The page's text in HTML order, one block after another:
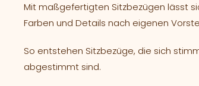
Mit maßgefertigten Sitzbezügen lässt
Farben und Details nach eigenen
So entstehen Sitzbezüge, die sich
abgestimmt sind.